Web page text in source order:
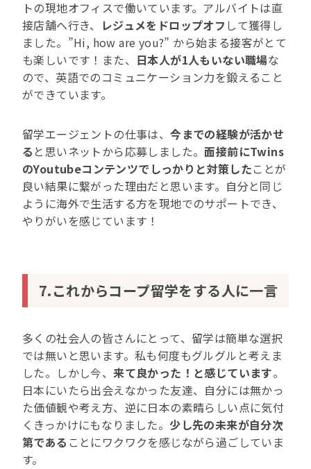
トの現地オフィスで働いています。アルバイトは直
接店舗へ行き、
レジュメをドロップオフ して獲得し
ました。”Hi, how are you?” から始まる接客がとて
も楽しいです！また、 日本人が1人もいない職場な
ので、英語でのコミュニケーション力を鍛えること
ができています。
留学エージェントの仕事は、今までの経験が活かせ
る と思いネットから応募しました。面接前にTwins
のYoutubeコンテンツでしっかりと対策したことが
良い結果に繋がった理由だと思います。自分と同じ
ように海外で生活する方を現地でのサポートでき、
やりがいを感じています！
7.これからコープ留学をする人に一言
多くの社会人の皆さんにとって、留学は簡単な選択
では無いと思います。私も何度もグルグルと考えま
した。しかし今、来て良かった！と感じています。
日本にいたら出会えなかった友達、自分には無かっ
た価値観や考え方、逆に日本の素晴らしい点に気付
くきっかけにもなりました。少し先の未来が自分次
第である ことにワクワクを感じながら過ごしていま
す。